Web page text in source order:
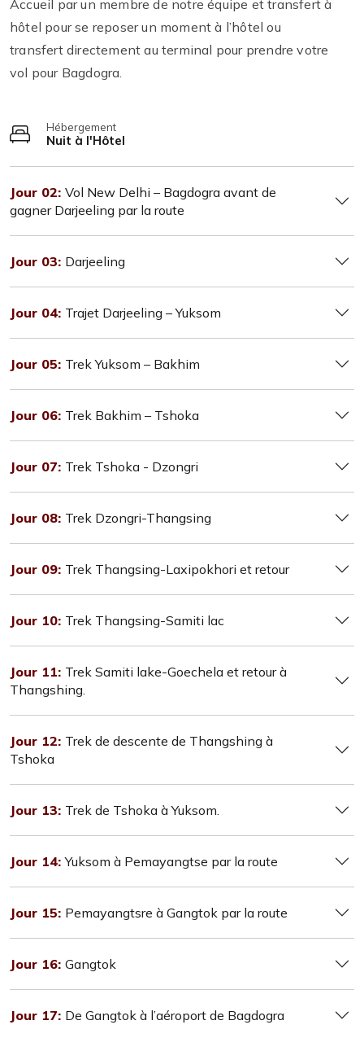
Accueil par un membre de notre équipe et transfert à
hôtel pour se reposer un moment à l’hôtel ou
transfert directement au terminal pour prendre votre
vol pour Bagdogra.
Hébergement
Nuit à l'Hôtel
Jour 02: Vol New Delhi – Bagdogra avant de
gagner Darjeeling par la route
Jour 03: Darjeeling
Jour 04: Trajet Darjeeling – Yuksom
Jour 05: Trek Yuksom – Bakhim
Jour 06: Trek Bakhim – Tshoka
Jour 07: Trek Tshoka - Dzongri
Jour 08: Trek Dzongri-Thangsing
Jour 09: Trek Thangsing-Laxipokhori et retour
Jour 10: Trek Thangsing-Samiti lac
Jour 11: Trek Samiti lake-Goechela et retour à
Thangshing.
Jour 12: Trek de descente de Thangshing à
Tshoka
Jour 13: Trek de Tshoka à Yuksom.
Jour 14:Yuksom à Pemayangtse par la route
Jour 15: Pemayangtsre à Gangtok par la route
Jour 16: Gangtok
Jour 17: De Gangtok à l’aéroport de Bagdogra